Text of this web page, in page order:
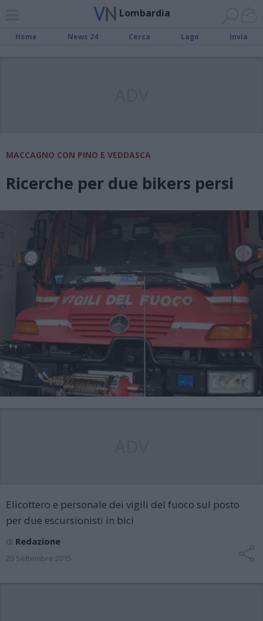
Lombardia
Home News 24 Cerca Lago Invia
MACCAGNO CON PINO E VEDDASCA
Ricerche per due bikers persi
Elicottero e personale dei vigili del fuoco sul posto
per due escursionisti in bici
di Redazione
20 Settembre 2015